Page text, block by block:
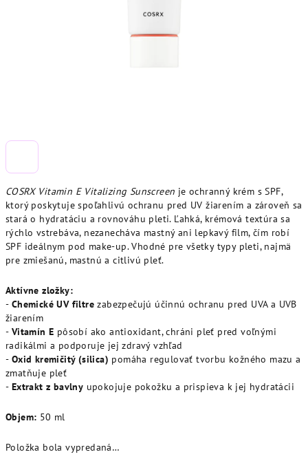
COSRX Vitamin E Vitalizing Sunscreen je ochranný krém s SPF,
ktorý poskytuje spoľahlivú ochranu pred UV žiarením a zároveň sa
stará o hydratáciu a rovnováhu pleti. Ľahká, krémová textúra sa
rýchlo vstrebáva, nezanecháva mastný ani lepkavý film, čím robí
SPF ideálnym pod make-up. Vhodné pre všetky typy pleti, najmä
pre zmiešanú, mastnú a citlivú pleť.
Aktívne zložky:
- Chemické UV filtre zabezpečujú účinnú ochranu pred UVA a UVB
žiarením
- Vitamín E pôsobí ako antioxidant, chráni pleť pred voľnými
radikálmi a podporuje jej zdravý vzhľad
- Oxid kremičitý (silica) pomáha regulovať tvorbu kožného mazu a
zmatňuje pleť
- Extrakt z bavlny upokojuje pokožku a prispieva k jej hydratácii
Objem: 50 ml
Položka bola vypredaná…